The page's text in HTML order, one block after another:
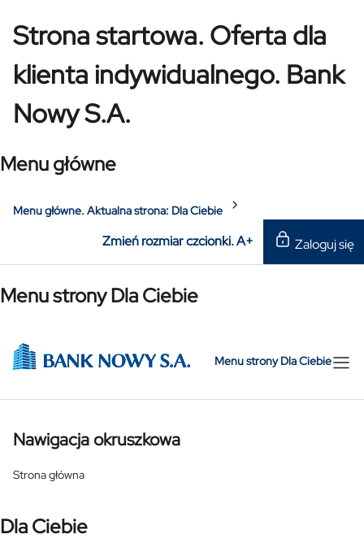
Strona startowa. Oferta dla
klienta indywidualnego. Bank
Nowy S.A.
Menu główne
Menu główne. Aktualna strona: Dla Ciebie
Zmień rozmiar czcionki.A+ Zaloguj się
Menu strony Dla Ciebie
Menu strony Dla Ciebie
Nawigacja okruszkowa
Strona główna
Dla Ciebie